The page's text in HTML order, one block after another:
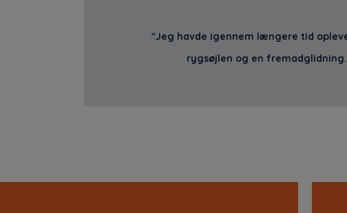
"Jeg havde igennem længere tid
rygsøjlen og en